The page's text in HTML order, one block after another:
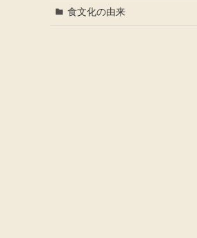
食文化の由来